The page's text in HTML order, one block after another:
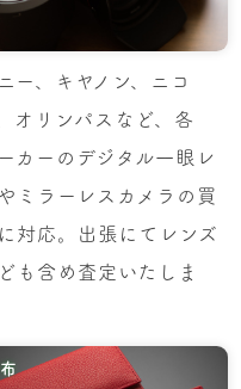
ー、キヤノン、ニコ
オリンパスなど、各
カーのデジタル一眼レ
ミラーレスカメラの買
対応。出張にてレンズ
も含め査定いたしま